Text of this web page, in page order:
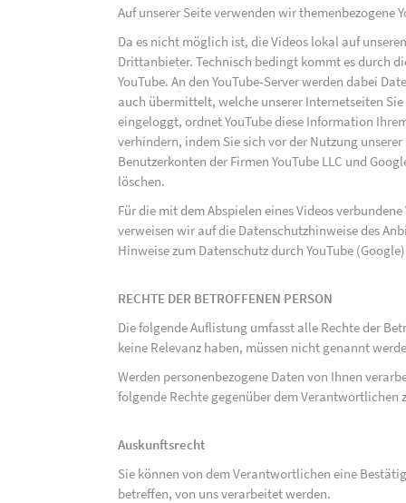
Auf unserer Seite verwenden wir
Da es nicht möglich ist, die Videos lokal auf
Drittanbieter. Technisch bedingt kommt es durch
YouTube. An den YouTube-Server werden dabei
auch übermittelt, welche unserer Internetseiten
eingeloggt, ordnet YouTube diese Information
verhindern, indem Sie sich vor der Nutzung
Benutzerkonten der Firmen YouTube LLC und
löschen.
Für die mit dem Abspielen eines Videos
verweisen wir auf die Datenschutzhinweise des
Hinweise zum Datenschutz durch YouTube
RECHTE DER BETROFFENEN PERSON
Die folgende Auflistung umfasst alle Rechte der
keine Relevanz haben, müssen nicht genannt
Werden personenbezogene Daten von Ihnen
folgende Rechte gegenüber dem Verantwortlichen
Auskunftsrecht
Sie können von dem Verantwortlichen eine
betreffen, von uns verarbeitet werden.